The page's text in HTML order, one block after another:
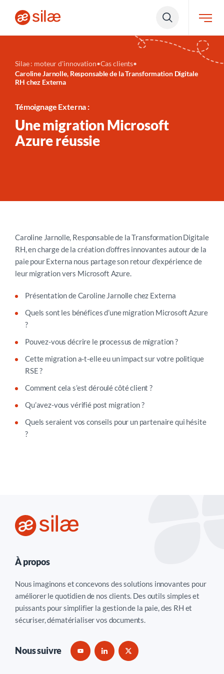
Silae : moteur d'innovation•Cas clients•
Caroline Jarnolle, Responsable de la Transformation Digitale
RH chez Externa
Témoignage Externa :
Une migration Microsoft
Azure réussie
Caroline Jarnolle, Responsable de la Transformation Digitale
RH, en charge de la création d’offres innovantes autour de la
paie pour Externa nous partage son retour d’expérience de
leur migration vers Microsoft Azure.
Présentation de Caroline Jarnolle chez Externa
Quels sont les bénéfices d’une migration Microsoft Azure
?
Pouvez-vous décrire le processus de migration ?
Cette migration a-t-elle eu un impact sur votre politique
RSE ?
Comment cela s’est déroulé côté client ?
Qu’avez-vous vérifié post migration ?
Quels seraient vos conseils pour un partenaire qui hésite
?
À propos
Nous imaginons et concevons des solutions innovantes pour
améliorer le quotidien de nos clients. Des outils simples et
puissants pour simplifier la gestion de la paie, des RH et
sécuriser, dématérialiser vos documents.
Nous suivre